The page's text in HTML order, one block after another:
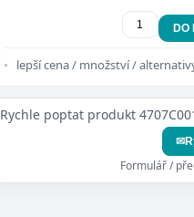
DO
lepší cena / množství /
Rychle poptat produkt
✉
Formulář /